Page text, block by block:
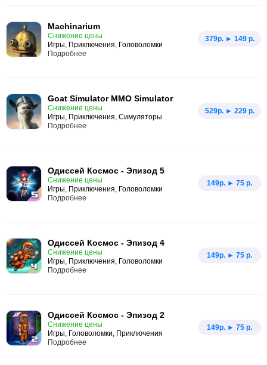
Machinarium
Снижение цены
Игры, Приключения, Головоломки
379p. ► 149 р.
Подробнее
Goat Simulator MMO Simulator
Снижение цены
Игры, Приключения, Симуляторы
529p. ► 229 р.
Подробнее
Одиссей Космос - Эпизод 5
Снижение цены
Игры, Приключения, Головоломки
149p. ► 75 р.
Подробнее
Одиссей Космос - Эпизод 4
Снижение цены
Игры, Приключения, Головоломки
149p. ► 75 р.
Подробнее
Одиссей Космос - Эпизод 2
Снижение цены
Игры, Головоломки, Приключения
149p. ► 75 р.
Подробнее